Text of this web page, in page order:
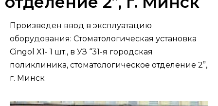
Произведен ввод в эксплуатацию
оборудования: Стоматологическая установка
Cingol X1- 1 шт., в УЗ “31-я городская
поликлиника, стоматологическое отделение 2”,
г. Минск